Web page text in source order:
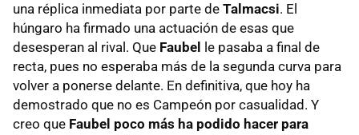
una réplica inmediata por parte de Talmacsi. El
húngaro ha firmado una actuación de esas que
desesperan al rival. Que Faubel
le pasaba a final de
recta, pues no esperaba más de la segunda curva para
volver a ponerse delante. En definitiva, que hoy ha
demostrado que no es Campeón por casualidad. Y
creo que Faubel poco más ha podido hacer para